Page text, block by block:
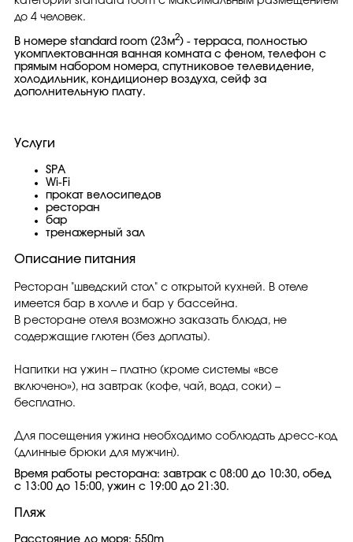
до 4 человек.
В номере standard room (23м2) - терраса, полностью
укомплектованная ванная комната с феном, телефон с
прямым набором номера, спутниковое телевидение,
холодильник, кондиционер воздуха, сейф за
дополнительную плату.
Услуги
SPA
Wi-Fi
прокат велосипедов
ресторан
бар
тренажерный зал
Описание питания
Ресторан "шведский стол" с открытой кухней. В отеле
имеется бар в холле и бар у бассейна.
В ресторане отеля возможно заказать блюда, не
содержащие глютен (без доплаты).
Напитки на ужин – платно (кроме системы «все
включено»), на завтрак (кофе, чай, вода, соки) –
бесплатно.
Для посещения ужина необходимо соблюдать дресс-код
(длинные брюки для мужчин).
Время работы ресторана: завтрак с 08:00 до 10:30, обед
с 13:00 до 15:00, ужин с 19:00 до 21:30.
Пляж
Расстояние до моря: 550m